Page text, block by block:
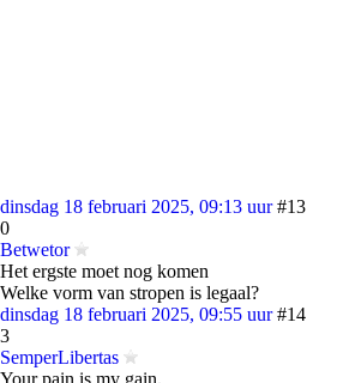
dinsdag 18 februari 2025, 09:13 uur #13
0
Betwetor
Het ergste moet nog komen
Welke vorm van stropen is legaal?
dinsdag 18 februari 2025, 09:55 uur #14
3
SemperLibertas
Your pain is my gain.